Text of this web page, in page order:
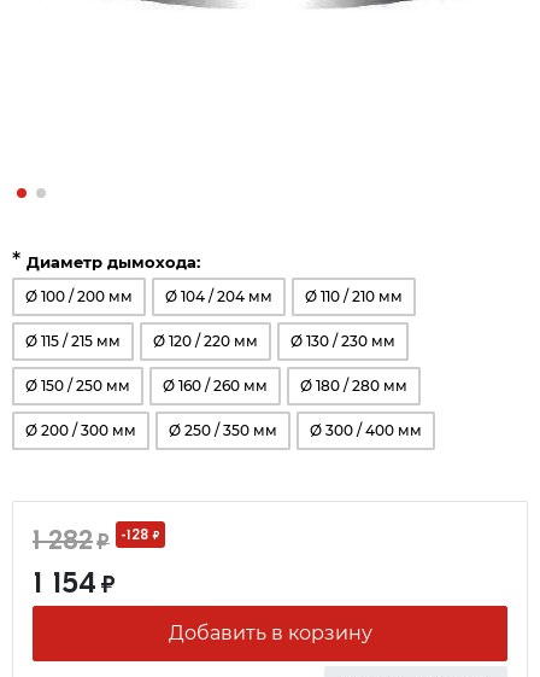
* Диаметр дымохода:
Ø 100 / 200 мм Ø 104 / 204 мм Ø 110 / 210 мм
Ø 115 / 215 мм Ø 120 / 220 мм Ø 130 / 230 мм
Ø 150 / 250 мм Ø 160 / 260 мм Ø 180 / 280 мм
Ø 200 / 300 мм Ø 250 / 350 мм Ø 300 / 400 мм
1 282₽ -128 ₽
1 154 ₽
Добавить в корзину